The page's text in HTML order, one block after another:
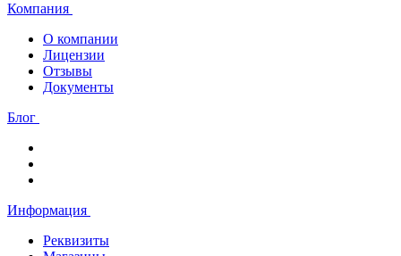
Компания
О компании
Лицензии
Отзывы
Документы
Блог
Информация
Реквизиты